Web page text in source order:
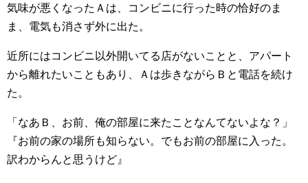
気味が悪くなったＡは、コンビニに行った時の恰好のま
ま、電気も消さず外に出た。
近所にはコンビニ以外開いてる店がないことと、アパート
から離れたいこともあり、Ａは歩きながらＢと電話を続け
た。
「なあＢ、お前、俺の部屋に来たことなんてないよな？」
『お前の家の場所も知らない。でもお前の部屋に入った。
訳わからんと思うけど』